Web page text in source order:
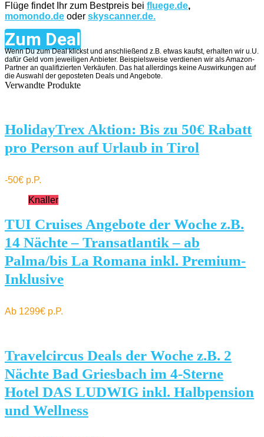
Flüge findet Ihr zum Bestpreis bei fluege.de,
momondo.de oder skyscanner.de.
Zum Deal
Wenn Du zum Deal klickst und anschließend z.B. etwas kaufst, erhalten wir u.U.
dafür Geld vom jeweiligen Anbieter. Beispielsweise verdienen wir als Amazon-
Partner an qualifizierten Verkäufen. Das hat allerdings keine Auswirkungen auf
die Auswahl der geposteten Deals und Angebote.
Verwandte Produkte
HolidayTrex Aktion: Bis zu 50€ Rabatt
pro Person auf Urlaub in Tirol
-50€ p.P.
Knaller
TUI Cruises Angebote der Woche z.B.
14 Nächte – Transatlantik – ab
Palma/bis La Romana inkl. Premium-
Inklusive
Ab 1299€ p.P.
Travelcircus Deals der Woche z.B. 2
Nächte Bad Griesbach im 4-Sterne
Hotel DAS LUDWIG inkl. Halbpension
und Wellness